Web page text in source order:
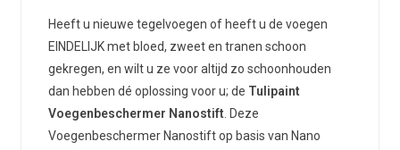
Heeft u nieuwe tegelvoegen of heeft u de voegen
EINDELIJK met bloed, zweet en tranen schoon
gekregen, en wilt u ze voor altijd zo schoonhouden
dan hebben dé oplossing voor u; de Tulipaint
Voegenbeschermer Nanostift . Deze
Voegenbeschermer Nanostift op basis van Nano